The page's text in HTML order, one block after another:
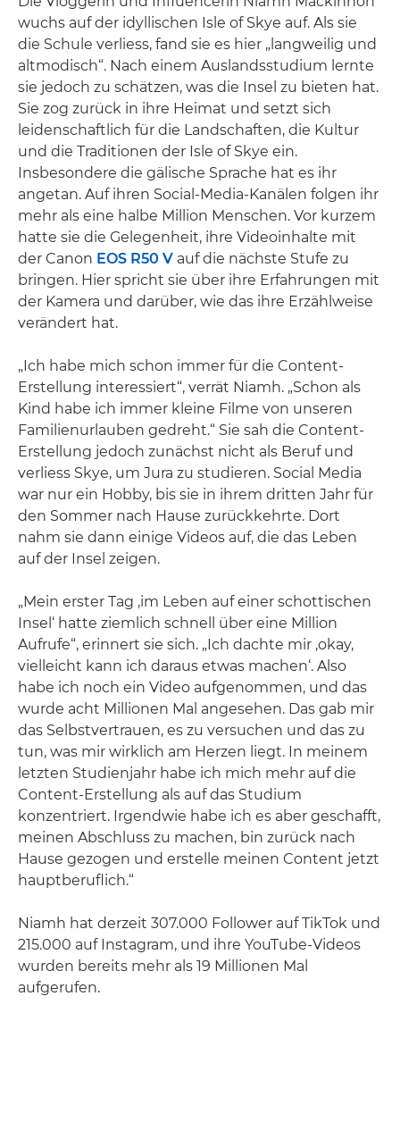
wuchs auf der idyllischen Isle of Skye auf. Als sie
die Schule verliess, fand sie es hier „langweilig und
altmodisch“. Nach einem Auslandsstudium lernte
sie jedoch zu schätzen, was die Insel zu bieten hat.
Sie zog zurück in ihre Heimat und setzt sich
leidenschaftlich für die Landschaften, die Kultur
und die Traditionen der Isle of Skye ein.
Insbesondere die gälische Sprache hat es ihr
angetan. Auf ihren Social-Media-Kanälen folgen ihr
mehr als eine halbe Million Menschen. Vor kurzem
hatte sie die Gelegenheit, ihre Videoinhalte mit
der Canon EOS R50 V auf die nächste Stufe zu
bringen. Hier spricht sie über ihre Erfahrungen mit
der Kamera und darüber, wie das ihre Erzählweise
verändert hat.
„Ich habe mich schon immer für die Content-
Erstellung interessiert“, verrät Niamh. „Schon als
Kind habe ich immer kleine Filme von unseren
Familienurlauben gedreht.“ Sie sah die Content-
Erstellung jedoch zunächst nicht als Beruf und
verliess Skye, um Jura zu studieren. Social Media
war nur ein Hobby, bis sie in ihrem dritten Jahr für
den Sommer nach Hause zurückkehrte. Dort
nahm sie dann einige Videos auf, die das Leben
auf der Insel zeigen.
„Mein erster Tag ‚im Leben auf einer schottischen
Insel‘ hatte ziemlich schnell über eine Million
Aufrufe“, erinnert sie sich. „Ich dachte mir ‚okay,
vielleicht kann ich daraus etwas machen‘. Also
habe ich noch ein Video aufgenommen, und das
wurde acht Millionen Mal angesehen. Das gab mir
das Selbstvertrauen, es zu versuchen und das zu
tun, was mir wirklich am Herzen liegt. In meinem
letzten Studienjahr habe ich mich mehr auf die
Content-Erstellung als auf das Studium
konzentriert. Irgendwie habe ich es aber geschafft,
meinen Abschluss zu machen, bin zurück nach
Hause gezogen und erstelle meinen Content jetzt
hauptberuflich.“
Niamh hat derzeit 307.000 Follower auf TikTok und
215.000 auf Instagram, und ihre YouTube-Videos
wurden bereits mehr als 19 Millionen Mal
aufgerufen.